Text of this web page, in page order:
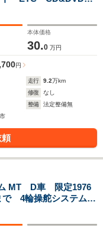
本体価格
30.0 万円
円
走行 9.2万km
修復
なし
整備
法定整備無
MT D車 限定1976
で 4輪操舵システム